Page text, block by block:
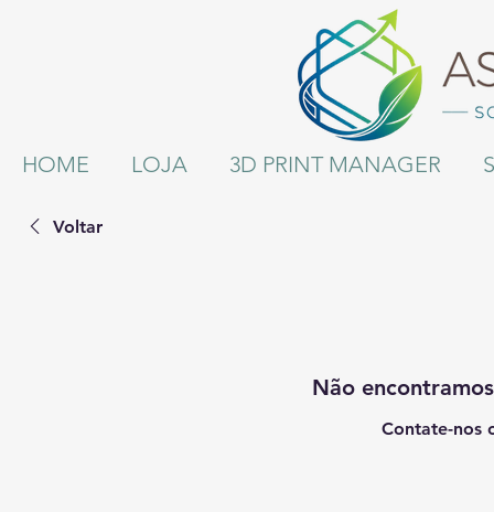
HOME LOJA 3D PRINT MANAGER
Voltar
Não
Contate-nos